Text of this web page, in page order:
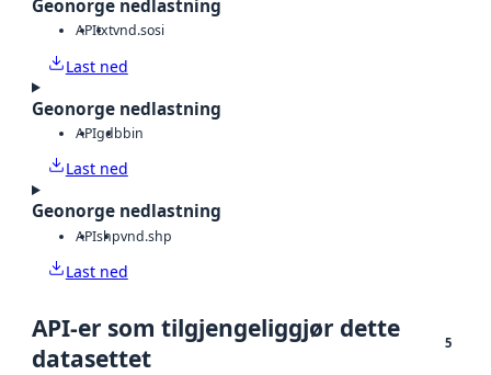
Geonorge nedlastning
APItxtvnd.sosi
Last ned
Geonorge nedlastning
APIgdbbin
Last ned
Geonorge nedlastning
APIshpvnd.shp
Last ned
API-er som tilgjengeliggjør dette
datasettet
5